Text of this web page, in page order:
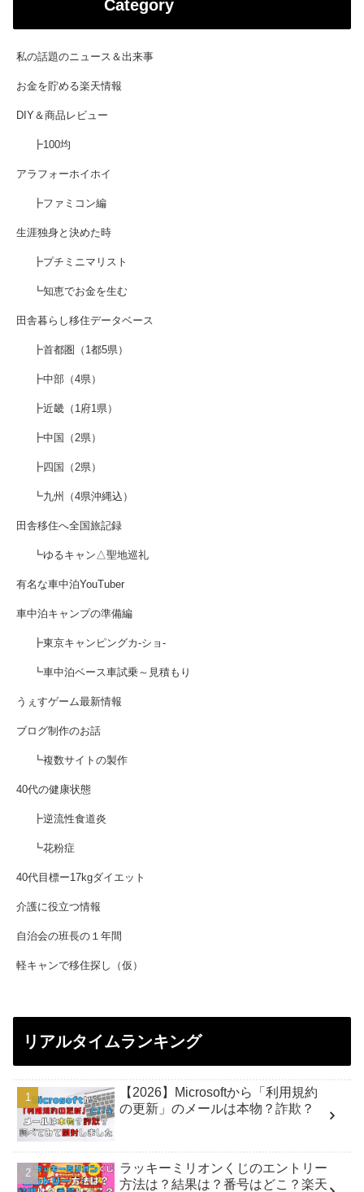
Category
私の話題のニュース＆出来事
お金を貯める楽天情報
DIY＆商品レビュー
┣100均
アラフォーホイホイ
┣ファミコン編
生涯独身と決めた時
┣プチミニマリスト
┗知恵でお金を生む
田舎暮らし移住データベース
┣首都圏（1都5県）
┣中部（4県）
┣近畿（1府1県）
┣中国（2県）
┣四国（2県）
┗九州（4県沖縄込）
田舎移住へ全国旅記録
┗ゆるキャン△聖地巡礼
有名な車中泊YouTuber
車中泊キャンプの準備編
┣東京キャンピングカ-ショ-
┗車中泊ベース車試乗～見積もり
うぇすゲーム最新情報
ブログ制作のお話
┗複数サイトの製作
40代の健康状態
┣逆流性食道炎
┗花粉症
40代目標ー17kgダイエット
介護に役立つ情報
自治会の班長の１年間
軽キャンで移住探し（仮）
リアルタイムランキング
【2026】Microsoftから「利用規約
の更新」のメールは本物？詐欺？
ラッキーミリオンくじのエントリー
方法は？結果は？番号はどこ？楽天